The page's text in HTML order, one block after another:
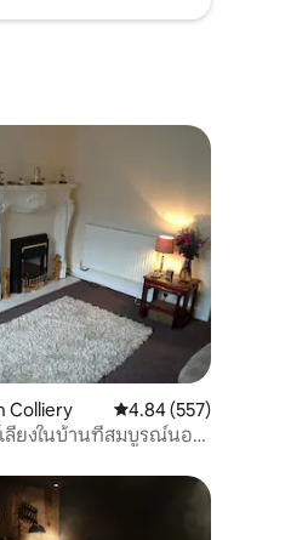
Colliery
คะแนนเฉลี่ย 4.84 จาก
4.84 (557)
ลี้ยงในบ้านที่สมบูรณ์นอน